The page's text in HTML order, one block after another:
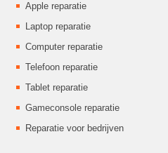
Apple reparatie
Laptop reparatie
Computer reparatie
Telefoon reparatie
Tablet reparatie
Gameconsole reparatie
Reparatie voor bedrijven